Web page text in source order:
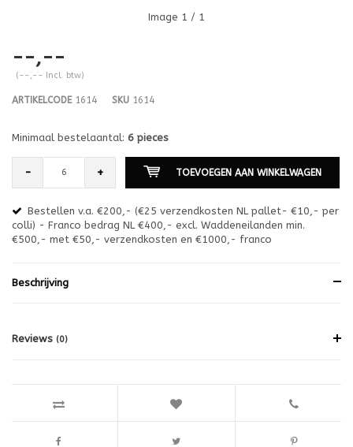
Image 1 / 1
--,--
(--,-- Incl. btw)
ARTIKELCODE1614 SKU 1614
Minimaal bestelaantal: 6 pieces
- + TOEVOEGEN AAN WINKELWAGEN
Bestellen v.a. €200,- (€25 verzendkosten NL pallet- €10,- per
colli) - Franco bedrag NL €400,- excl. Waddeneilanden min.
€500,- met €50,- verzendkosten en €1000,- franco
Beschrijving
Reviews (0)